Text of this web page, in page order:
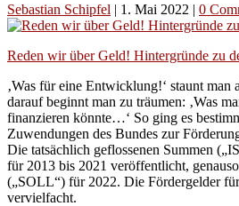
Sebastian Schipfel | 1. Mai 2022 | 0
Reden wir über Geld! Hintergründe zu
‚Was für eine Entwicklung!‘ staunt man
darauf beginnt man zu träumen: ‚Was
finanzieren könnte…‘ So ging es
Zuwendungen des Bundes zur
Die tatsächlich geflossenen Summen
für 2013 bis 2021 veröffentlicht,
(„SOLL“) für 2022. Die Fördergelder
vervielfacht.